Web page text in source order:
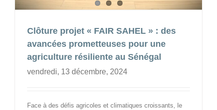
Clôture projet « FAIR SAHEL » : des
avancées prometteuses pour une
agriculture résiliente au Sénégal
vendredi, 13 décembre, 2024
Face à des défis agricoles et climatiques croissants, le